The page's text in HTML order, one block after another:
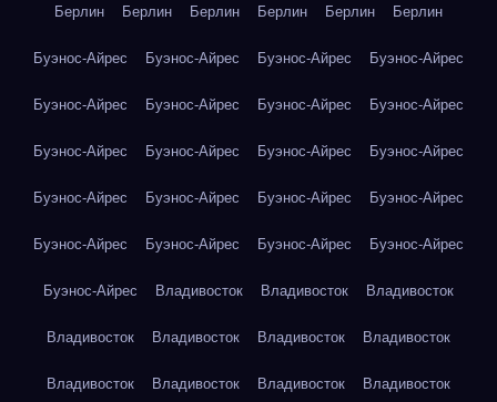
Берлин Берлин Берлин Берлин Берлин Берлин
Буэнос-Айрес Буэнос-Айрес Буэнос-Айрес Буэнос-Айрес
Буэнос-Айрес Буэнос-Айрес Буэнос-Айрес Буэнос-Айрес
Буэнос-Айрес Буэнос-Айрес Буэнос-Айрес Буэнос-Айрес
Буэнос-Айрес Буэнос-Айрес Буэнос-Айрес Буэнос-Айрес
Буэнос-Айрес Буэнос-Айрес Буэнос-Айрес Буэнос-Айрес
Буэнос-Айрес Владивосток Владивосток Владивосток
Владивосток Владивосток Владивосток Владивосток
Владивосток Владивосток Владивосток Владивосток